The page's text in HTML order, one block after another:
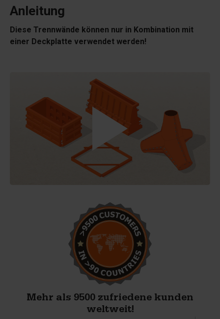
Anleitung
Diese Trennwände können nur in Kombination mit
einer Deckplatte verwendet werden!
Mehr als 9500 zufriedene kunden
weltweit!